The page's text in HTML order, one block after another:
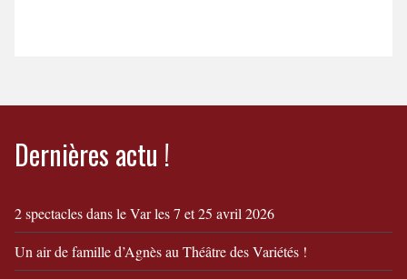
Dernières actu !
2 spectacles dans le Var les 7 et 25 avril 2026
Un air de famille d’Agnès au Théâtre des Variétés !